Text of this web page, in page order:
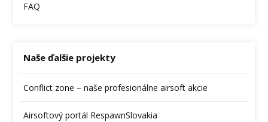
FAQ
Naše ďalšie projekty
Conflict zone – naše profesionálne airsoft akcie
Airsoftový portál RespawnSlovakia